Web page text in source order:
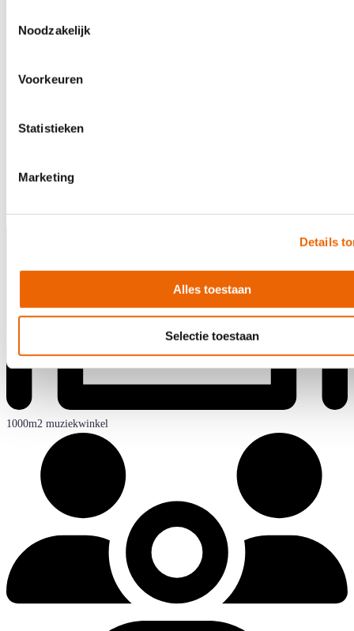
Noodzakelijk
Voorkeuren
Statistieken
Marketing
Details
Alles toestaan
Selectie toestaan
5 jaar garantie
1000m2 muziekwinkel